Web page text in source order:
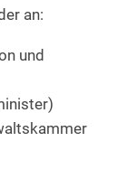
an:
und